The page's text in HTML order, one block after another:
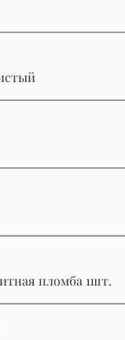
пломба 1шт.